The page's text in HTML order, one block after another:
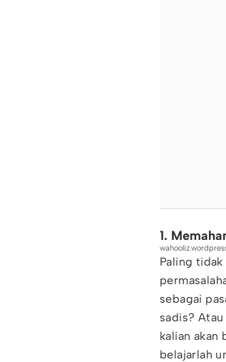
1.
Paling
sebagai
sadis?
kalian akan
belajarlah